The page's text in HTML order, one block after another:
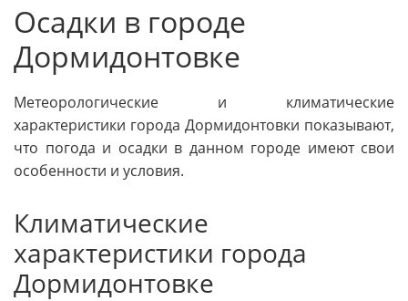
Осадки в городе
Дормидонтовке
Метеорологические и климатические
характеристики города Дормидонтовки показывают,
что погода и осадки в данном городе имеют свои
особенности и условия.
Климатические
характеристики города
Дормидонтовке